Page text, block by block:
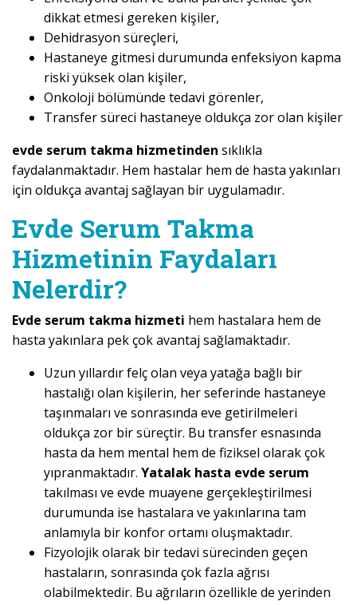
dikkat etmesi gereken kişiler,
Dehidrasyon süreçleri,
Hastaneye gitmesi durumunda enfeksiyon kapma
riski yüksek olan kişiler,
Onkoloji bölümünde tedavi görenler,
Transfer süreci hastaneye oldukça zor olan kişiler
evde serum takma hizmetinden sıklıkla
faydalanmaktadır. Hem hastalar hem de hasta yakınları
için oldukça avantaj sağlayan bir uygulamadır.
Evde Serum Takma
Hizmetinin Faydaları
Nelerdir?
Evde serum takma hizmeti hem hastalara hem de
hasta yakınlara pek çok avantaj sağlamaktadır.
Uzun yıllardır felç olan veya yatağa bağlı bir
hastalığı olan kişilerin, her seferinde hastaneye
taşınmaları ve sonrasında eve getirilmeleri
oldukça zor bir süreçtir. Bu transfer esnasında
hasta da hem mental hem de fiziksel olarak çok
yıpranmaktadır. Yatalak hasta evde serum
takılması ve evde muayene gerçekleştirilmesi
durumunda ise hastalara ve yakınlarına tam
anlamıyla bir konfor ortamı oluşmaktadır.
Fizyolojik olarak bir tedavi sürecinden geçen
hastaların, sonrasında çok fazla ağrısı
olabilmektedir. Bu ağrıların özellikle de yerinden